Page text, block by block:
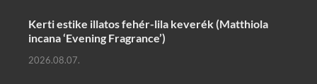
Kerti estike illatos fehér-lila keverék (Matthiola
incana ‘Evening Fragrance’)
2026.08.07.